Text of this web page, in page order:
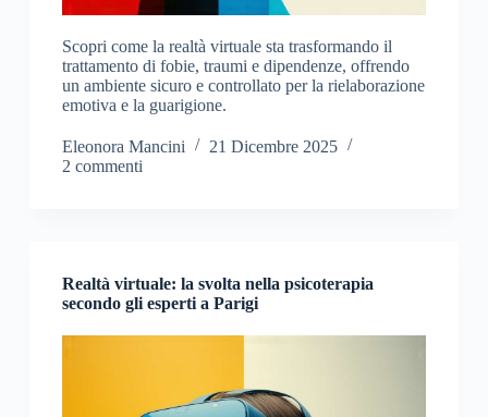
Scopri come la realtà virtuale sta trasformando il
trattamento di fobie, traumi e dipendenze, offrendo
un ambiente sicuro e controllato per la rielaborazione
emotiva e la guarigione.
Eleonora Mancini
21 Dicembre 2025
2 commenti
Realtà virtuale: la svolta nella psicoterapia
secondo gli esperti a Parigi